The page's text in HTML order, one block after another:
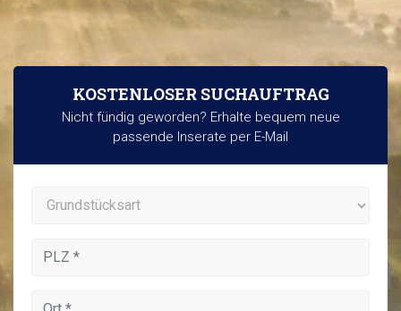
KOSTENLOSER SUCHAUFTRAG
Nicht fündig geworden? Erhalte bequem neue
passende Inserate per E-Mail